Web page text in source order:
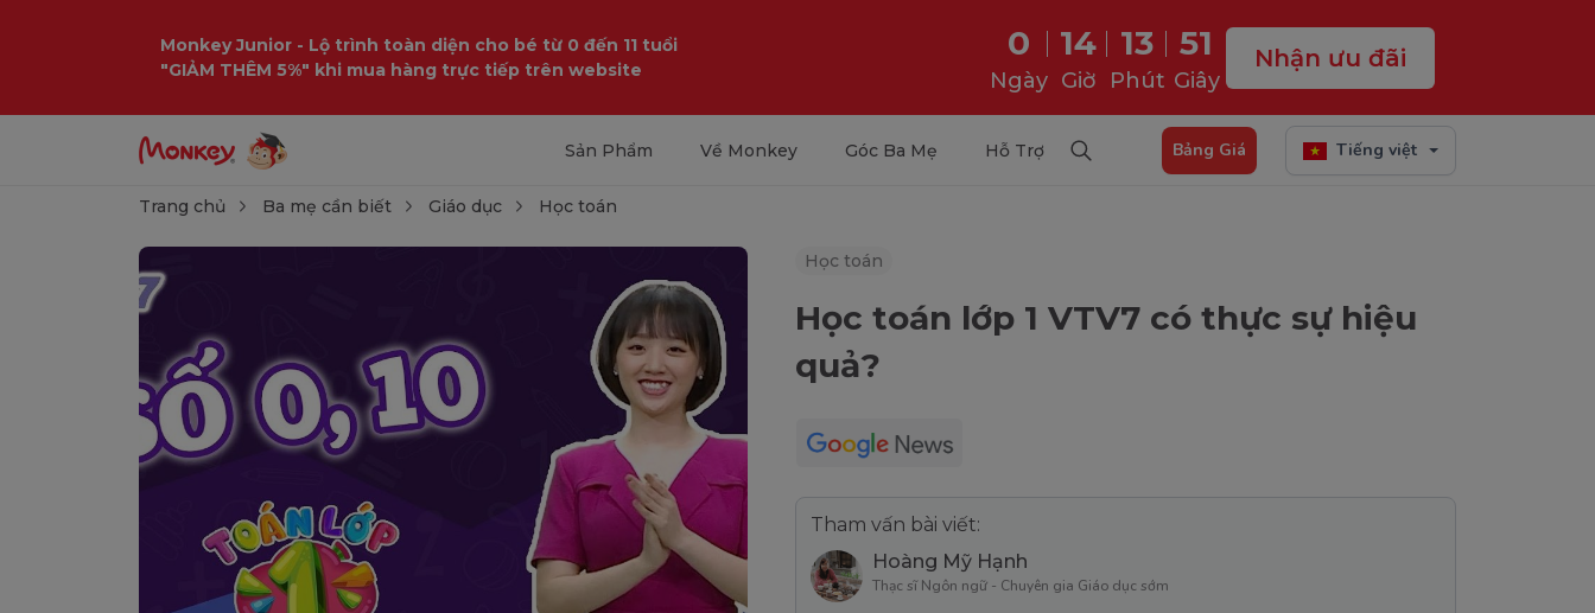
Monkey Junior - Lộ trình toàn diện cho bé từ 0 đến 11 tuổi
"GIẢM THÊM 5%" khi mua hàng trực tiếp trên website
0
Ngày
14
Giờ
13
Phút
50
Giây
Nhận ưu đãi
Sản Phẩm Về Monkey Góc Ba Mẹ Hỗ Trợ Bảng Giá Tiếng việt
Trang chủ Ba mẹ cần biết Giáo dục Học toán
Học toán
Học toán lớp 1 VTV7 có thực sự hiệu
quả?
Tham vấn bài viết:
Hoàng Mỹ Hạnh
Thạc sĩ Ngôn ngữ - Chuyên gia Giáo dục sớm